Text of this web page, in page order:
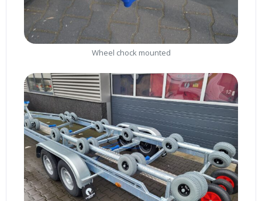
Wheel chock mounted